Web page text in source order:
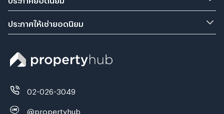
ประกาศให้เช่ายอดนิยม
02-026-3049
@propertyhub